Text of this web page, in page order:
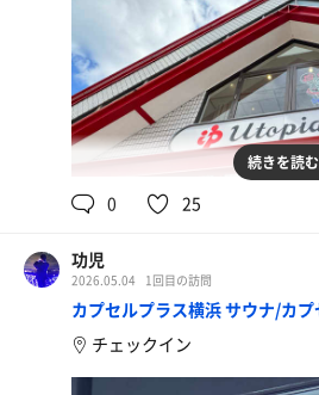
続きを読む
0 25
功児
2026.05.04 1回目の訪問
カプセルプラス横浜 サウナ/カプ
チェックイン